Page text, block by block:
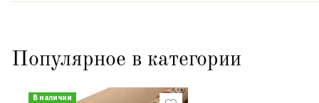
Популярное в категории
В наличии